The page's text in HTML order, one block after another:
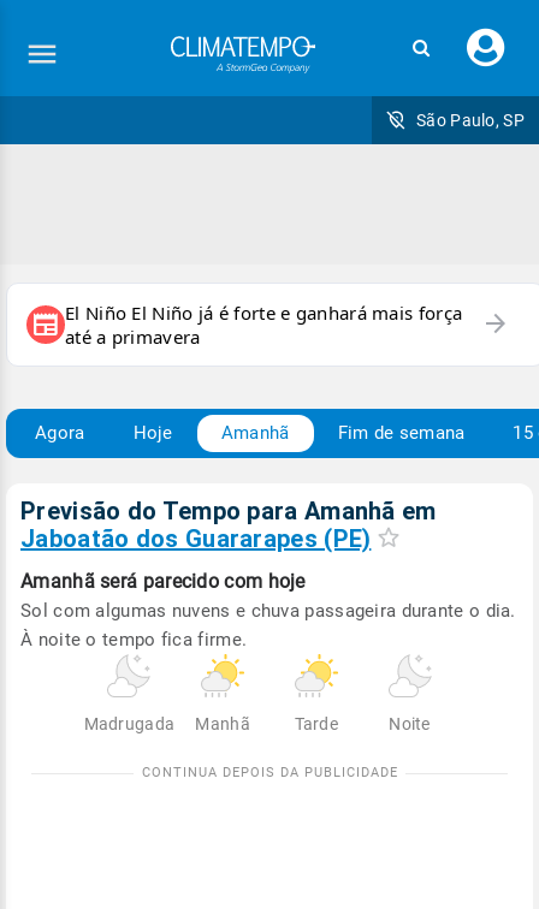
seu
São Paulo, SP
newspaper El Niño El Niño já é forte e ganhará mais força
até a primavera
arrow_forward
Agora Hoje Amanhã Fim de semana 15
Previsão do Tempo para Amanhã em
Jaboatão dos Guararapes (PE)
Amanhã será parecido com hoje
Sol com algumas nuvens e chuva passageira durante o dia.
À noite o tempo fica firme.
Madrugada Manhã Tarde Noite